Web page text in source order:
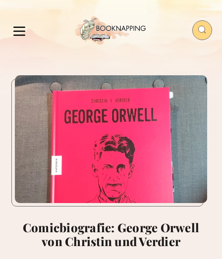
Comicbiografie: George Orwell
von Christin und Verdier